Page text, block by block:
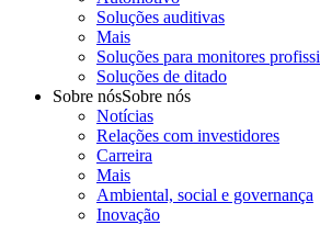
Soluções auditivas
Mais
Soluções para monitores
Soluções de ditado
Sobre nósSobre nós
Notícias
Relações com investidores
Carreira
Mais
Ambiental, social e governança
Inovação